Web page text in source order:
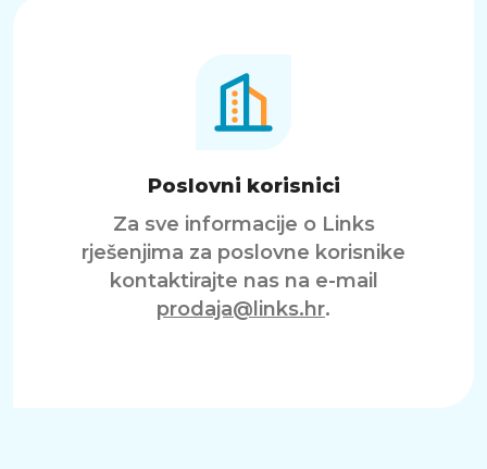
Poslovni korisnici
Za sve informacije o Links
rješenjima za poslovne korisnike
kontaktirajte nas na e-mail
prodaja@links.hr.